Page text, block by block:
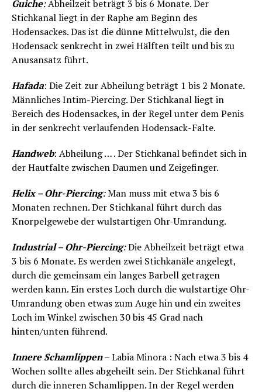
Guiche:Abheilzeit beträgt 3 bis 6 Monate. Der
Stichkanal liegt in der Raphe am Beginn des
Hodensackes. Das ist die dünne Mittelwulst, die den
Hodensack senkrecht in zwei Hälften teilt und bis zu
Anusansatz führt.
Hafada: Die Zeit zur Abheilung beträgt 1 bis 2 Monate.
Männliches Intim-Piercing. Der Stichkanal liegt in
Bereich des Hodensackes, in der Regel unter dem Penis
in der senkrecht verlaufenden Hodensack-Falte.
Handweb: Abheilung … . Der Stichkanal befindet sich in
der Hautfalte zwischen Daumen und Zeigefinger.
Helix – Ohr-Piercing:Man muss mit etwa 3 bis 6
Monaten rechnen. Der Stichkanal führt durch das
Knorpelgewebe der wulstartigen Ohr-Umrandung.
Industrial – Ohr-Piercing:Die Abheilzeit beträgt etwa
3 bis 6 Monate. Es werden zwei Stichkanäle angelegt,
durch die gemeinsam ein langes Barbell getragen
werden kann. Ein erstes Loch durch die wulstartige Ohr-
Umrandung oben etwas zum Auge hin und ein zweites
Loch im Winkel zwischen 30 bis 45 Grad nach
hinten/unten führend.
Innere Schamlippen– Labia Minora : Nach etwa 3 bis 4
Wochen sollte alles abgeheilt sein. Der Stichkanal führt
durch die inneren Schamlippen. In der Regel werden